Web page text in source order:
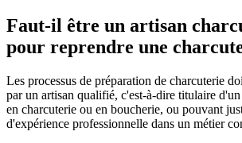
Faut-il être un artisan
pour reprendre une
Les processus de préparation de charcuterie
par un artisan qualifié, c'est-à-dire titulaire
en charcuterie ou en boucherie, ou pouvant
d'expérience professionnelle dans un métier